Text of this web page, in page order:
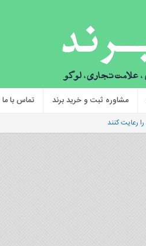
مشاوره ثبت و خرید برند تماس با ما